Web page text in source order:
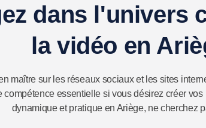
dans l'univers
la vidéo en
maître sur les réseaux sociaux et les sites
essentielle si vous désirez créer
dynamique et pratique en Ariège, ne cherchez